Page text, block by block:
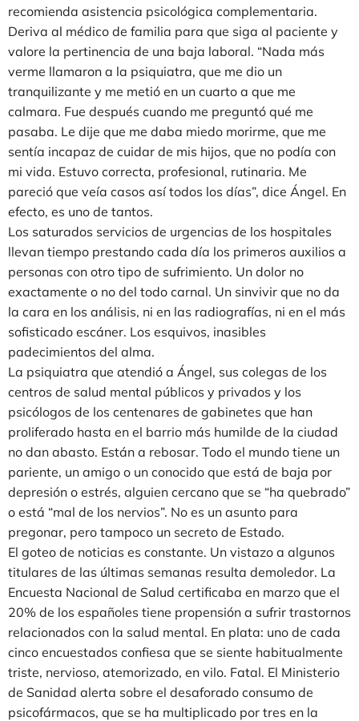
recomienda asistencia psicológica complementaria.
Deriva al médico de familia para que siga al paciente y
valore la pertinencia de una baja laboral. “Nada más
verme llamaron a la psiquiatra, que me dio un
tranquilizante y me metió en un cuarto a que me
calmara. Fue después cuando me preguntó qué me
pasaba. Le dije que me daba miedo morirme, que me
sentía incapaz de cuidar de mis hijos, que no podía con
mi vida. Estuvo correcta, profesional, rutinaria. Me
pareció que veía casos así todos los días”, dice Ángel. En
efecto, es uno de tantos.
Los saturados servicios de urgencias de los hospitales
llevan tiempo prestando cada día los primeros auxilios a
personas con otro tipo de sufrimiento. Un dolor no
exactamente o no del todo carnal. Un sinvivir que no da
la cara en los análisis, ni en las radiografías, ni en el más
sofisticado escáner. Los esquivos, inasibles
padecimientos del alma.
La psiquiatra que atendió a Ángel, sus colegas de los
centros de salud mental públicos y privados y los
psicólogos de los centenares de gabinetes que han
proliferado hasta en el barrio más humilde de la ciudad
no dan abasto. Están a rebosar. Todo el mundo tiene un
pariente, un amigo o un conocido que está de baja por
depresión o estrés, alguien cercano que se “ha quebrado”
o está “mal de los nervios”. No es un asunto para
pregonar, pero tampoco un secreto de Estado.
El goteo de noticias es constante. Un vistazo a algunos
titulares de las últimas semanas resulta demoledor. La
Encuesta Nacional de Salud certificaba en marzo que el
20% de los españoles tiene propensión a sufrir trastornos
relacionados con la salud mental. En plata: uno de cada
cinco encuestados confiesa que se siente habitualmente
triste, nervioso, atemorizado, en vilo. Fatal. El Ministerio
de Sanidad alerta sobre el desaforado consumo de
psicofármacos, que se ha multiplicado por tres en la